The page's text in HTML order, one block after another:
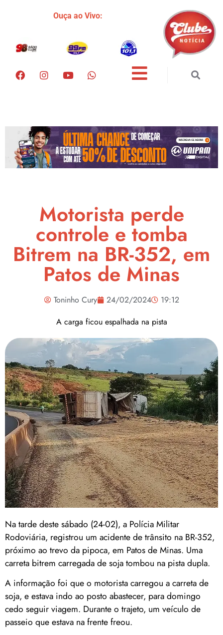
Ouça ao Vivo:
Motorista perde
controle e tomba
Bitrem na BR-352, em
Patos de Minas
Toninho Cury 24/02/2024
19:12
A carga ficou espalhada na pista
Na tarde deste sábado (24-02), a Polícia Militar
Rodoviária, registrou um acidente de trânsito na BR-352,
próximo ao trevo da pipoca, em Patos de Minas. Uma
carreta bitrem carregada de soja tombou na pista dupla.
A informação foi que o motorista carregou a carreta de
soja, e estava indo ao posto abastecer, para domingo
cedo seguir viagem. Durante o trajeto, um veículo de
passeio que estava na frente freou.